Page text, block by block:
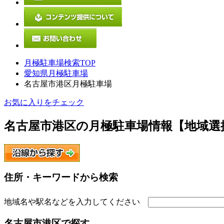
月極駐車場検索TOP
愛知県月極駐車場
名古屋市港区月極駐車場
お気に入りをチェック
名古屋市港区の月極駐車場情報【地域選
住所・キーワードから検索
地域名や駅名などを入力してください